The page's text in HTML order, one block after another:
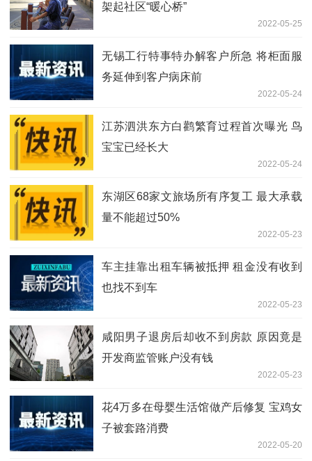
架起社区“暖心桥”
2022-05-25
无锡工行特事特办解客户所急 将柜面服
务延伸到客户病床前
2022-05-24
江苏泗洪东方白鹳繁育过程首次曝光 鸟
宝宝已经长大
2022-05-24
东湖区68家文旅场所有序复工 最大承载
量不能超过50%
2022-05-23
车主挂靠出租车辆被抵押 租金没有收到
也找不到车
2022-05-23
咸阳男子退房后却收不到房款 原因竟是
开发商监管账户没有钱
2022-05-23
花4万多在母婴生活馆做产后修复 宝鸡女
子被套路消费
2022-05-20